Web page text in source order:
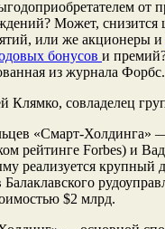
от
Может,
или же акционеры и
бонусов и
из журнала Форбс.
Клямко, совладелец
«Смарт-Холдинга»
рейтинге Forbes) и
реализуется крупный
Балаклавского
$2 млрд.